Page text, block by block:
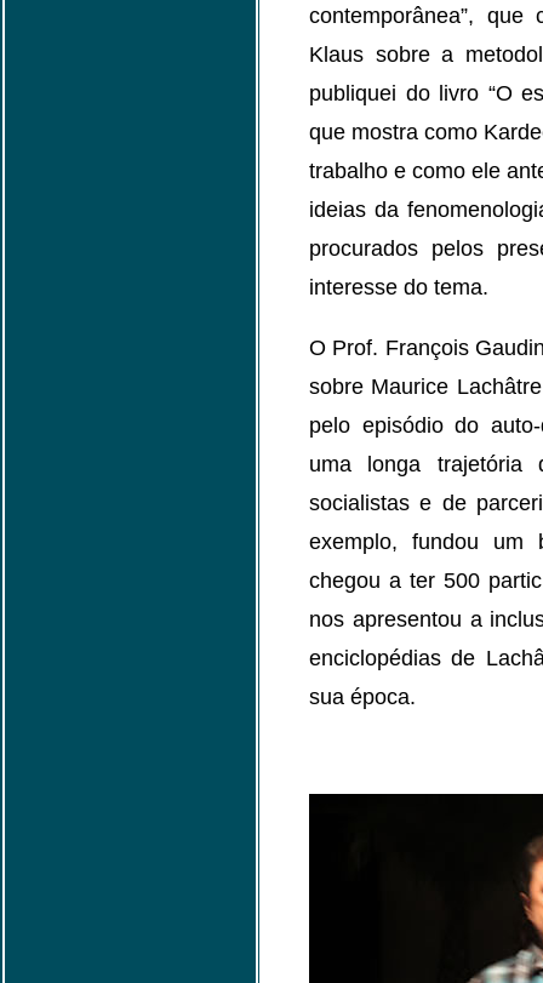
contemporânea”,
Klaus sobre a
publiquei do livro “O
que mostra como
trabalho e como ele
ideias da
procurados pelos
interesse do tema.
O Prof. François
sobre Maurice
pelo episódio do
uma longa trajetória
socialistas e de
exemplo, fundou um
chegou a ter 500
nos apresentou a
enciclopédias de
sua época.